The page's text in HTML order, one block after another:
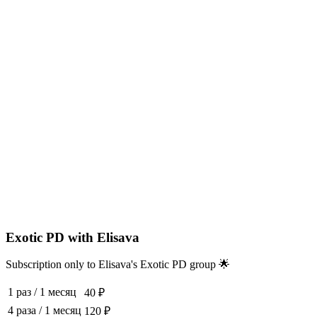
Exotic PD with Elisava
Subscription only to Elisava's Exotic PD group 🌟
1 раз / 1 месяц
40 ₽
4 раза / 1 месяц 120 ₽